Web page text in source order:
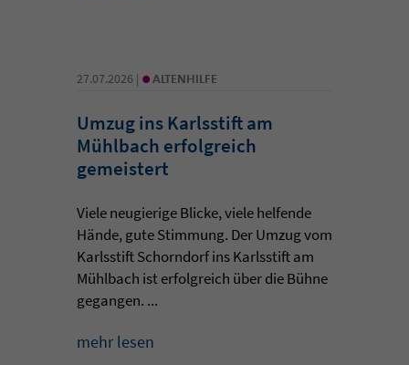
27.07.2026 | • ALTENHILFE
Umzug ins Karlsstift am
Mühlbach erfolgreich
gemeistert
Viele neugierige Blicke, viele helfende
Hände, gute Stimmung. Der Umzug vom
Karlsstift Schorndorf ins Karlsstift am
Mühlbach ist erfolgreich über die Bühne
gegangen. ...
mehr lesen